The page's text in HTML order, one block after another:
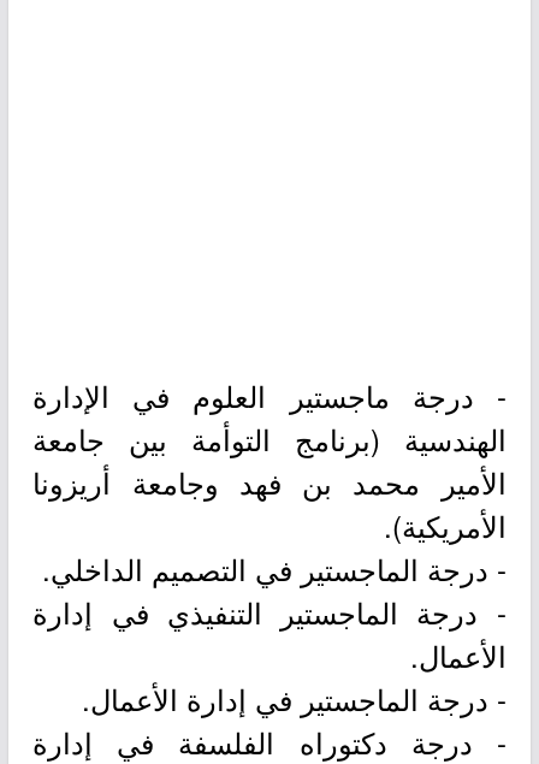
- درجة ماجستير العلوم في الإدارة
الهندسية (برنامج التوأمة بين جامعة
الأمير محمد بن فهد وجامعة أريزونا
الأمريكية).
- درجة الماجستير في التصميم الداخلي.
- درجة الماجستير التنفيذي في إدارة
الأعمال.
- درجة الماجستير في إدارة الأعمال.
- درجة دكتوراه الفلسفة في إدارة